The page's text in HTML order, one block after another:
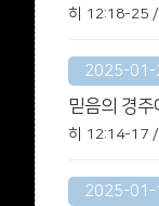
히 12:18-25 /
2025-01-
믿음의 경주
히 12:14-17 /
2025-01-